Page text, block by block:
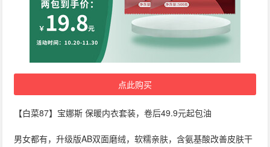
点此购买
【白菜87】宝娜斯 保暖内衣套装，卷后49.9元起包油
男女都有，升级版AB双面磨绒，软糯亲肤，含氨基酸改善皮肤干